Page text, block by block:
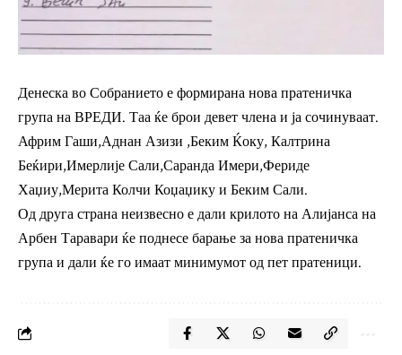
Денеска во Собранието е формирана нова пратеничка
група на ВРЕДИ. Таа ќе брои девет члена и ја сочинуваат.
Африм Гаши,Аднан Азизи ,Беким Ќоку, Калтрина
Беќири,Имерлије Сали,Саранда Имери,Фериде
Хаџиу,Мерита Колчи Коџаџику и Беким Сали.
Од друга страна неизвесно е дали крилото на Алијанса на
Арбен Таравари ќе поднесе барање за нова пратеничка
група и дали ќе го имаат минимумот од пет пратеници.